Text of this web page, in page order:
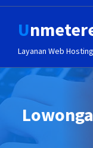
Layanan Web